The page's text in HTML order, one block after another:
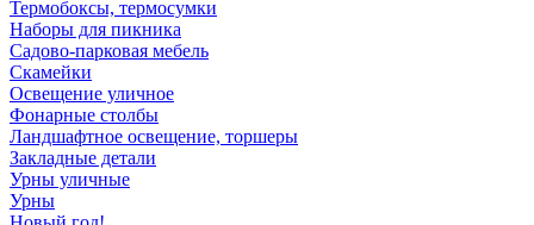
Термобоксы, термосумки
Наборы для пикника
Садово-парковая мебель
Скамейки
Освещение уличное
Фонарные столбы
Ландшафтное освещение, торшеры
Закладные детали
Урны уличные
Урны